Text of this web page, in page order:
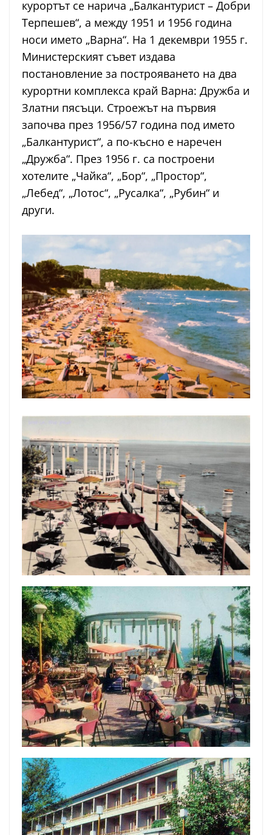
курортът се нарича „Балкантурист – Добри
Терпешев“, а между 1951 и 1956 година
носи името „Варна“. На 1 декември 1955 г.
Министерският съвет издава
постановление за построяването на два
курортни комплекса край Варна: Дружба и
Златни пясъци. Строежът на първия
започва през 1956/57 година под името
„Балкантурист“, а по-късно е наречен
„Дружба“. През 1956 г. са построени
хотелите „Чайка“, „Бор“, „Простор“,
„Лебед“, „Лотос“, „Русалка“, „Рубин“ и
други.